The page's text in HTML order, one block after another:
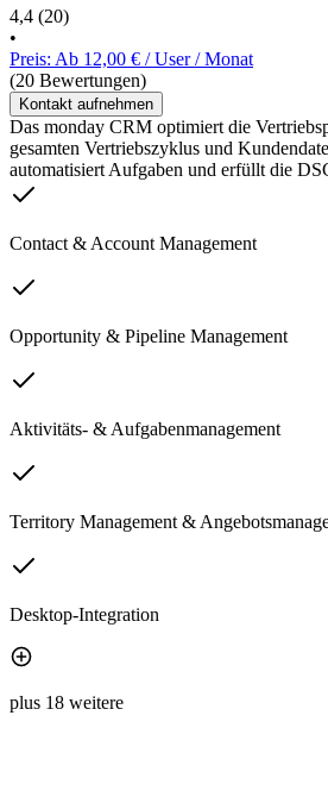
4,4 (20)
•
Preis: Ab 12,00 € / User / Monat
(20 Bewertungen)
Kontakt aufnehmen
Das monday CRM optimiert die
gesamten Vertriebszyklus und
automatisiert Aufgaben und erfüllt die
Contact & Account Management
Opportunity & Pipeline Management
Aktivitäts- & Aufgabenmanagement
Territory Management &
Desktop-Integration
plus 18 weitere